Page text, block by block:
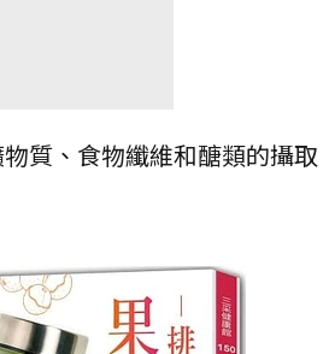
質、食物纖維和醣類的攝取